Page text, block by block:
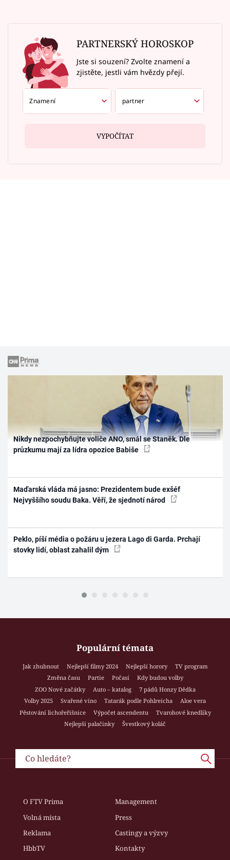
PARTNERSKÝ HOROSKOP
Jste si souzení? Zvolte znamení a
zjistěte, jestli vám hvězdy přejí.
VYPOČÍTAT
Nikdy nezpochybňujte voliče ANO, smál se Staněk. Dle
průzkumu mají za lídra opozice Babiše
Maďarská vláda má jasno: Prezidentem bude exšéf
Nejvyššího soudu Baka. Věří, že sjednotí národ
Peklo, píší média o požáru u jezera Lago di Garda. Prchají
stovky lidí, oblast zahalil dým
Populární témata
Jak zhubnout Nejlepší filmy 2024 Nejlepší horory
TV program
Změna času
Partie Počasí
Kdy budou volby
ZOO Nové začátky
Auto – katalog
7 pádů Honzy Dědka
Volby 2025
Svařené víno Tatarák podle Pohlreicha
Aloe vera
Pěstování lichořeřišnice
Výpočet ascendentu
Tvarohové knedlíky
Nejlepší palačinky
Švestkový koláč
O FTV Prima
Management
Volná místa
Press
Reklama
Castingy a výzvy
HbbTV
Kontakty